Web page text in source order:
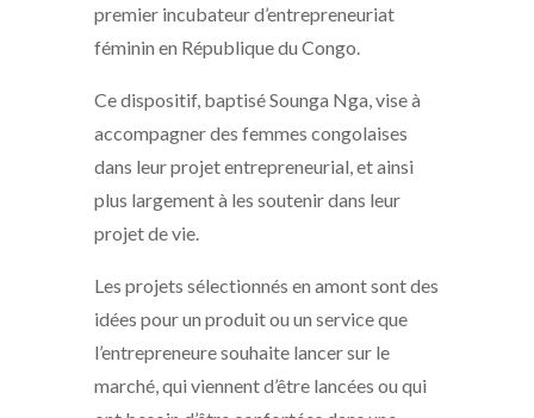
premier incubateur d’entrepreneuriat
féminin en République du Congo.
Ce dispositif, baptisé Sounga Nga, vise à
accompagner des femmes congolaises
dans leur projet entrepreneurial, et ainsi
plus largement à les soutenir dans leur
projet de vie.
Les projets sélectionnés en amont sont des
idées pour un produit ou un service que
l’entrepreneure souhaite lancer sur le
marché, qui viennent d’être lancées ou qui